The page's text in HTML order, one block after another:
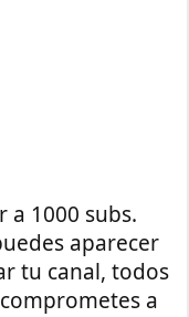
a 1000 subs.
aparecer
tu canal, todos
a